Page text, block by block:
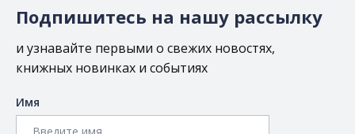
Подпишитесь на нашу рассылку
и узнавайте первыми о свежих новостях,
книжных новинках и событиях
Имя